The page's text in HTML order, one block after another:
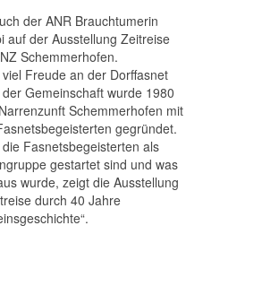
der ANR Brauchtumerin
auf der Ausstellung Zeitreise
Schemmerhofen.
Freude an der Dorffasnet
Gemeinschaft wurde 1980
Schemmerhofen mit
gegründet.
Fasnetsbegeisterten als
gestartet sind und was
wurde, zeigt die Ausstellung
durch 40 Jahre